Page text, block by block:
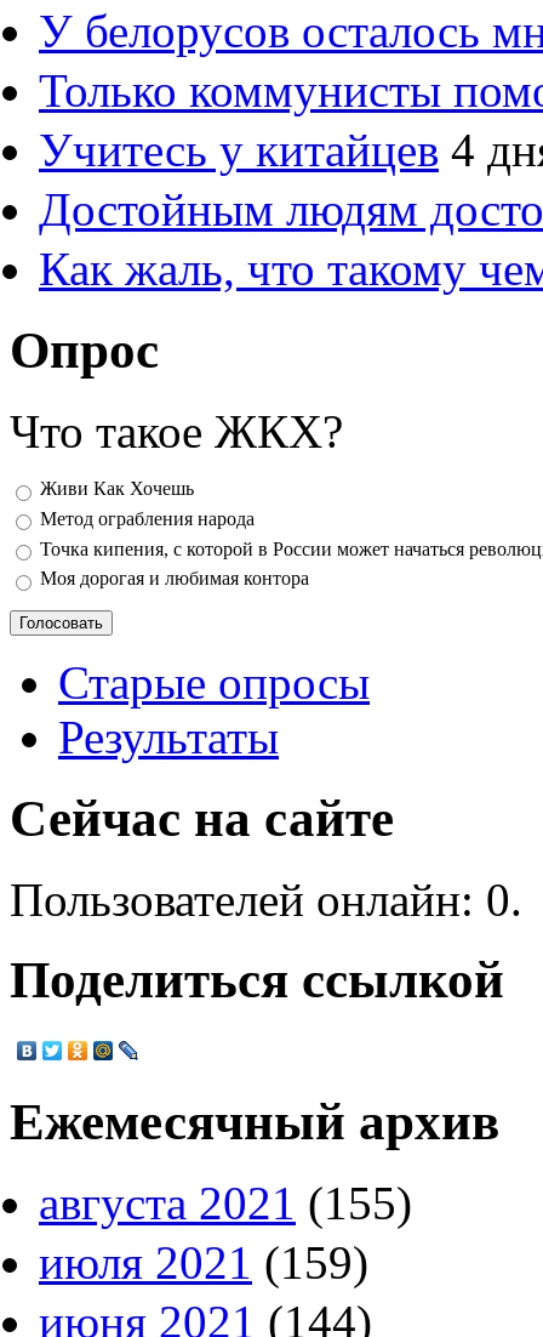
У белорусов осталось
Только коммунисты
Учитесь у китайцев 4
Достойным людям
Как жаль, что такому
Опрос
Что такое ЖКХ?
Варианты
Живи Как Хочешь
Метод ограбления народа
Точка кипения, с которой в России может начаться
Моя дорогая и любимая контора
Старые опросы
Результаты
Сейчас на сайте
Пользователей онлайн: 0.
Поделиться ссылкой
Ежемесячный архив
августа 2021 (155)
июля 2021 (159)
июня 2021 (144)